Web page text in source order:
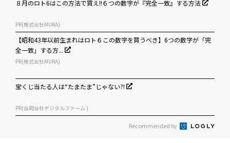
８月のロト6はこの方法で買え!!６つの数字が『完全一致』する方法
PR(株式会社MURA)
【昭和43年以前生まれはロト６この数字を買うべき】6つの数字が「完
全一致」する方...
PR(株式会社MURA)
宝くじ当たる人は“たまたま”じゃない?!
PR(合同会社デジタルファーム )
Recommended by